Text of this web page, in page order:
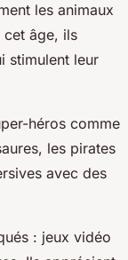
les animaux
cet âge, ils
stimulent leur
héros comme
les pirates
avec des
: jeux vidéo